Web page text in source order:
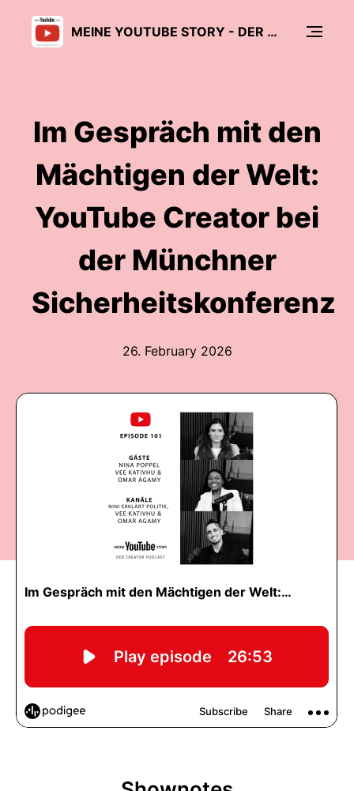
MEINE YOUTUBE STORY - DER CREATOR PODCAST
Im Gespräch mit den
Mächtigen der Welt:
YouTube Creator bei
der Münchner
Sicherheitskonferenz
26. February 2026